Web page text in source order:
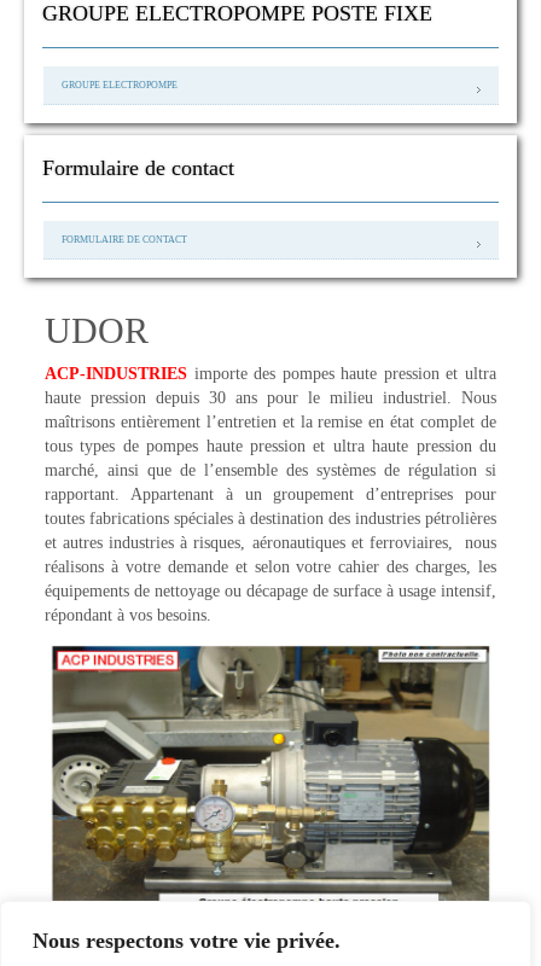
Nous respectons votre vie privée.
GROUPE ELECTROPOMPE POSTE FIXE
GROUPE ELECTROPOMPE
Formulaire de contact
FORMULAIRE DE CONTACT
UDOR
ACP-INDUSTRIES importe des pompes haute pression et ultra
haute pression depuis 30 ans pour le milieu industriel. Nous
maîtrisons entièrement l’entretien et la remise en état complet de
tous types de pompes haute pression et ultra haute pression du
marché, ainsi que de l’ensemble des systèmes de régulation si
rapportant. Appartenant à un groupement d’entreprises pour
toutes fabrications spéciales à destination des industries pétrolières
et autres industries à risques, aéronautiques et ferroviaires, nous
réalisons à votre demande et selon votre cahier des charges, les
équipements de nettoyage ou décapage de surface à usage intensif,
répondant à vos besoins.